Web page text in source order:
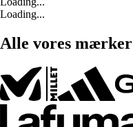
Loading...
Alle vores mærker